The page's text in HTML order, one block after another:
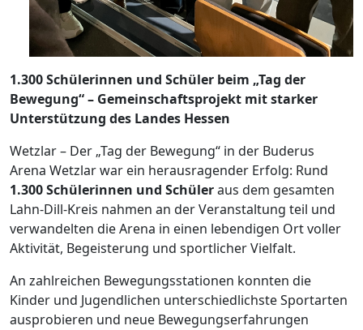
1.300 Schülerinnen und Schüler beim „Tag der
Bewegung“ – Gemeinschaftsprojekt mit starker
Unterstützung des Landes Hessen
Wetzlar – Der „Tag der Bewegung“ in der Buderus
Arena Wetzlar war ein herausragender Erfolg: Rund
1.300 Schülerinnen und Schüleraus dem gesamten
Lahn-Dill-Kreis nahmen an der Veranstaltung teil und
verwandelten die Arena in einen lebendigen Ort voller
Aktivität, Begeisterung und sportlicher Vielfalt.
An zahlreichen Bewegungsstationen konnten die
Kinder und Jugendlichen unterschiedlichste Sportarten
ausprobieren und neue Bewegungserfahrungen